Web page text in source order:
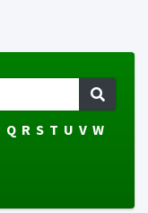
Q R S T U V W